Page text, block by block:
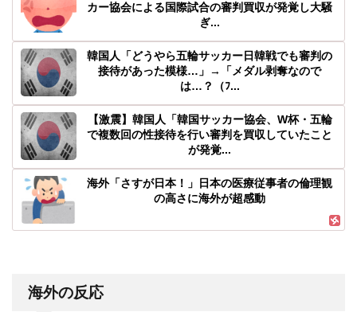
カー協会による国際試合の審判買収が発覚し大騒
ぎ...
韓国人「どうやら五輪サッカー日韓戦でも審判の
接待があった模様…」→「メダル剥奪なので
は…？（ﾌ...
【激震】韓国人「韓国サッカー協会、W杯・五輪
で複数回の性接待を行い審判を買収していたこと
が発覚...
海外「さすが日本！」日本の医療従事者の倫理観
の高さに海外が超感動
海外の反応